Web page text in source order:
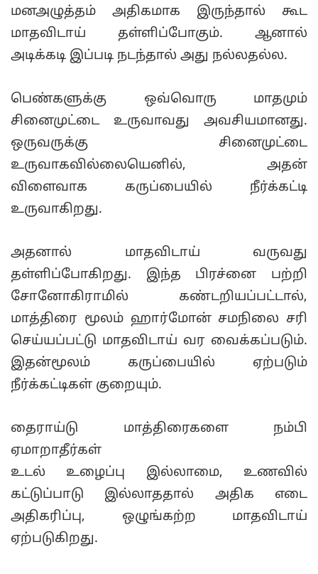
மனஅழுத்தம் அதிகமாக இருந்தால் கூட
மாதவிடாய் தள்ளிப்போகும். ஆனால்
அடிக்கடி இப்படி நடந்தால் அது நல்லதல்ல.
பெண்களுக்கு ஒவ்வொரு மாதமும்
சினைமுட்டை உருவாவது அவசியமானது.
ஒருவருக்கு சினைமுட்டை
உருவாகவில்லையெனில், அதன்
விளைவாக கருப்பையில் நீர்க்கட்டி
உருவாகிறது.
அதனால் மாதவிடாய் வருவது
தள்ளிப்போகிறது. இந்த பிரச்னை பற்றி
சோனோகிராமில் கண்டறியப்பட்டால்,
மாத்திரை மூலம் ஹார்மோன் சமநிலை சரி
செய்யப்பட்டு மாதவிடாய் வர வைக்கப்படும்.
இதன்மூலம் கருப்பையில் ஏற்படும்
நீர்க்கட்டிகள் குறையும்.
தைராய்டு மாத்திரைகளை நம்பி
ஏமாறாதீர்கள்
உடல் உழைப்பு இல்லாமை, உணவில்
கட்டுப்பாடு இல்லாததால் அதிக எடை
அதிகரிப்பு, ஒழுங்கற்ற மாதவிடாய்
ஏற்படுகிறது.